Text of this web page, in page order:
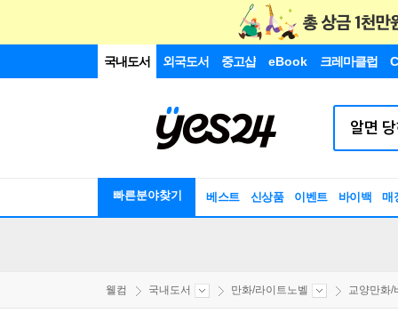
국내도서 외국도서 중고샵 eBook 크레마클럽
빠른분야찾기 베스트 신상품 이벤트 바이백 매
웰컴 국내도서 만화/라이트노벨 교양만화/